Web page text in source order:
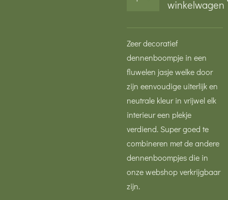
winkelwagen
Zeer decoratief
dennenboompje in een
fluwelen jasje welke door
zijn eenvoudige uiterlijk en
neutrale kleur in vrijwel elk
interieur een plekje
verdiend. Super goed te
combineren met de andere
dennenboompjes die in
onze webshop verkrijgbaar
zijn.